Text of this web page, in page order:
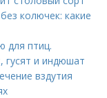
колючек: какие
для птиц.
гусят и индюшат
вздутия